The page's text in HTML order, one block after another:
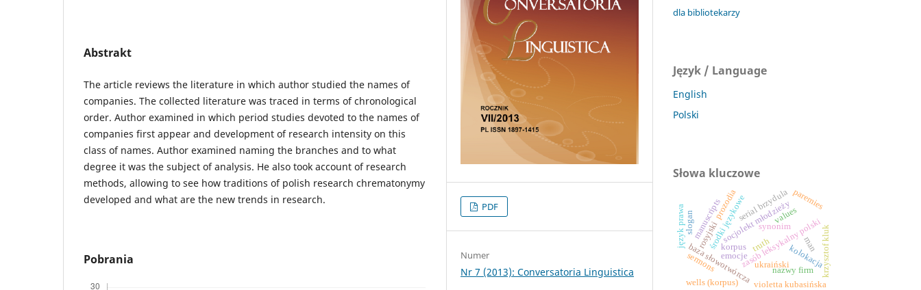
Abstrakt
The article reviews the literature in which author studied the names of
companies. The collected literature was traced in terms of chronological
order. Author examined in which period studies devoted to the names of
companies first appear and development of research intensity on this
class of names. Author examined naming the branches and to what
degree it was the subject of analysis. He also took account of research
methods, allowing to see how traditions of polish research chrematonymy
developed and what are the new trends in research.
Pobrania
PDF
Numer
Nr 7 (2013): Conversatoria Linguistica
dla bibliotekarzy
Język / Language
English
Polski
Słowa kluczowe
socjolekt młodzieży
emocje
środki językowezasób leksykalny polski
rosyjski
ukraiński
baza słowotwórcza krzysztof kluk
sermons
manuscripts
język prawa
kolokacja
synonim
korpus
serial brzydula
violetta kubasińska
nazwy firm
wells (korpus)
slogan
truth
values
man
paremies
prozodia